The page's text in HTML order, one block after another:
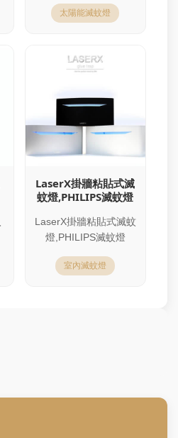
太陽能滅蚊燈
LaserX掛牆粘貼式滅
蚊燈,PHILIPS滅蚊燈
LaserX掛牆粘貼式滅蚊
燈,PHILIPS滅蚊燈
室內滅蚊燈